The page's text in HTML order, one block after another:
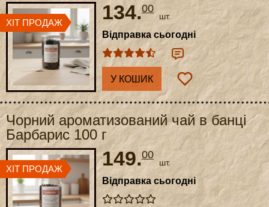
134.00
шт.
Відправка сьогодні
У КОШИК
Чорний ароматизований чай в банці
Барбарис 100 г
149.00
шт.
Відправка сьогодні